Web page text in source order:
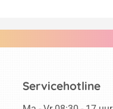
Servicehotline